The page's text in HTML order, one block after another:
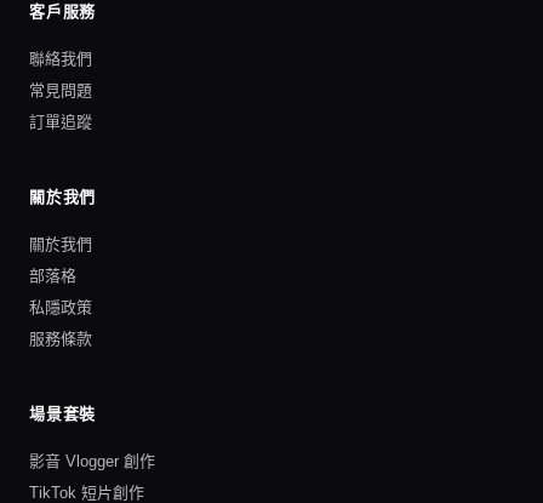
客戶服務
聯絡我們
常見問題
訂單追蹤
關於我們
關於我們
部落格
私隱政策
服務條款
場景套裝
影音 Vlogger 創作
TikTok 短片創作